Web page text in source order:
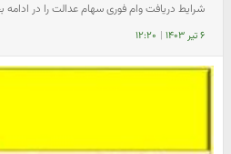
شرایط دریافت وام فوری سهام عدالت را در ادامه
۶ تیر ۱۴۰۳ | ۱۲:۲۰